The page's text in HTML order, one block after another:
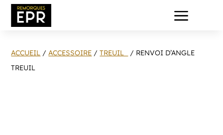
a
ACCUEIL /ACCESSOIRE /TREUIL
/ RENVOI D’ANGLE
TREUIL